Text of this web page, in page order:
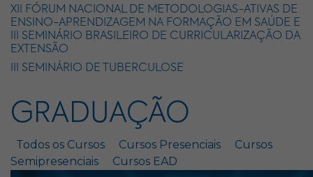
XII FÓRUM NACIONAL DE METODOLOGIAS-ATIVAS DE
ENSINO-APRENDIZAGEM NA FORMAÇÃO EM SAÚDE E
III SEMINÁRIO BRASILEIRO DE CURRICULARIZAÇÃO DA
EXTENSÃO
III SEMINÁRIO DE TUBERCULOSE
GRADUAÇÃO
Todos os Cursos Cursos Presenciais
Cursos
Semipresenciais
Cursos EAD